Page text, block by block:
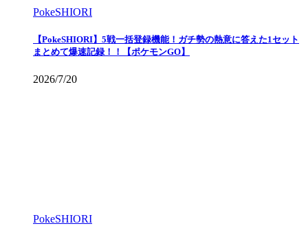
PokeSHIORI
【PokeSHIORI】5戦一括登録機能！ガチ勢の熱意に答えた1セット
まとめて爆速記録！！【ポケモンGO】
2026/7/20
PokeSHIORI